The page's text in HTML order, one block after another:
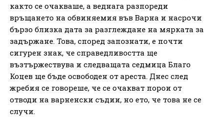
както се очакваше, а веднага разпореди
връщането на обвиняемия във Варна и насрочи
бързо близка дата за разглеждане на мярката за
задържане. Това, според запознати, е почти
сигурен знак, че справедливостта ще
възтържествува и следващата седмица Благо
Коцев ще бъде освободен от ареста. Днес след
жребия се говореше, че се очакват порои от
отводи на варненски съдии, но ето, че това не се
случи.